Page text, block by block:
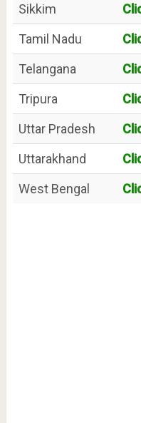
Sikkim
Tamil Nadu
Telangana
Tripura
Uttar Pradesh
Uttarakhand
West Bengal